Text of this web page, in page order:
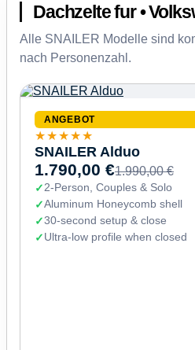
Dachzelte fur •
Alle SNAILER Modelle sind
nach Personenzahl.
ANGEBOT
★★★★★
SNAILER Alduo
1.790,00 €1.990,00 €
2-Person, Couples & Solo
Aluminum Honeycomb shell
30-second setup & close
Ultra-low profile when closed